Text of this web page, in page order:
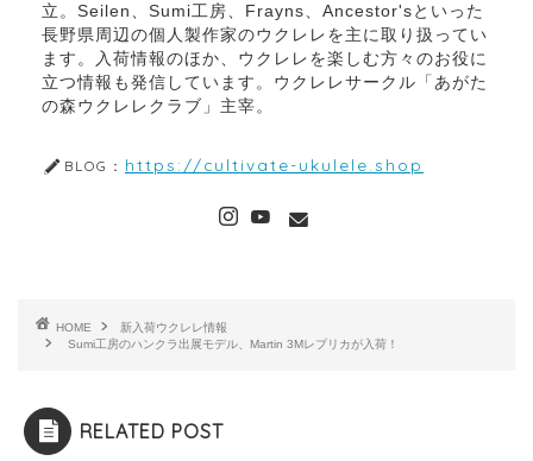
立。Seilen、Sumi工房、Frayns、Ancestor'sといった
長野県周辺の個人製作家のウクレレを主に取り扱ってい
ます。入荷情報のほか、ウクレレを楽しむ方々のお役に
立つ情報も発信しています。ウクレレサークル「あがた
の森ウクレレクラブ」主宰。
BLOG： https://cultivate-ukulele.shop
HOME
新入荷ウクレレ情報
Sumi工房のハンクラ出展モデル、Martin 3Mレプリカが入荷！
RELATED POST